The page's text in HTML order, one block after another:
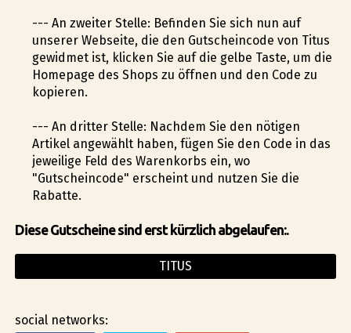
--- An zweiter Stelle: Befinden Sie sich nun auf
unserer Webseite, die den Gutscheincode von Titus
gewidmet ist, klicken Sie auf die gelbe Taste, um die
Homepage des Shops zu öffnen und den Code zu
kopieren.
--- An dritter Stelle: Nachdem Sie den nötigen
Artikel angewählt haben, fügen Sie den Code in das
jeweilige Feld des Warenkorbs ein, wo
"Gutscheincode" erscheint und nutzen Sie die
Rabatte.
Diese Gutscheine sind erst kürzlich abgelaufen:.
TITUS
social networks: